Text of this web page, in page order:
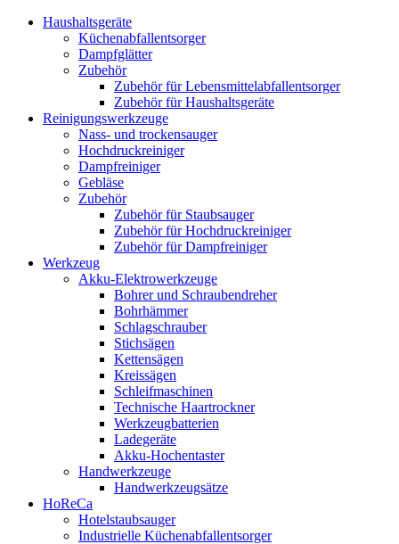
Haushaltsgeräte
Küchenabfallentsorger
Dampfglätter
Zubehör
Zubehör für Lebensmittelabfallentsorger
Zubehör für Haushaltsgeräte
Reinigungswerkzeuge
Nass- und trockensauger
Hochdruckreiniger
Dampfreiniger
Gebläse
Zubehör
Zubehör für Staubsauger
Zubehör für Hochdruckreiniger
Zubehör für Dampfreiniger
Werkzeug
Akku-Elektrowerkzeuge
Bohrer und Schraubendreher
Bohrhämmer
Schlagschrauber
Stichsägen
Kettensägen
Kreissägen
Schleifmaschinen
Technische Haartrockner
Werkzeugbatterien
Ladegeräte
Akku-Hochentaster
Handwerkzeuge
Handwerkzeugsätze
HoReCa
Hotelstaubsauger
Industrielle Küchenabfallentsorger